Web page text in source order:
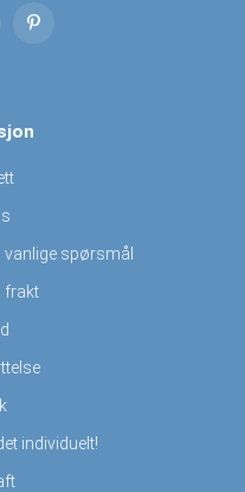
spørsmål
frakt
individuelt!